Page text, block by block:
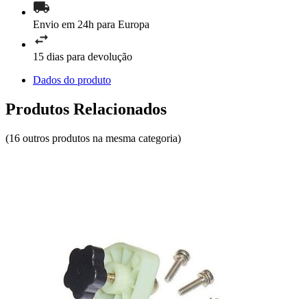
Envio em 24h para Europa
15 dias para devolução
Dados do produto
Produtos Relacionados
(16 outros produtos na mesma categoria)